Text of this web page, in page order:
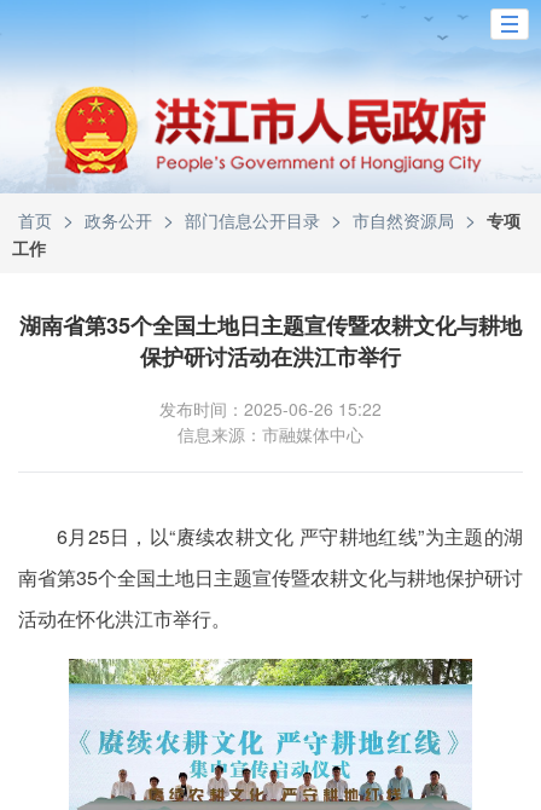
首页 > 政务公开 > 部门信息公开目录 > 市自然资源局 > 专项
工作
湖南省第35个全国土地日主题宣传暨农耕文化与耕地
保护研讨活动在洪江市举行
发布时间：2025-06-26 15:22
信息来源：市融媒体中心
6月25日，以“赓续农耕文化 严守耕地红线”为主题的湖
南省第35个全国土地日主题宣传暨农耕文化与耕地保护研讨
活动在怀化洪江市举行。